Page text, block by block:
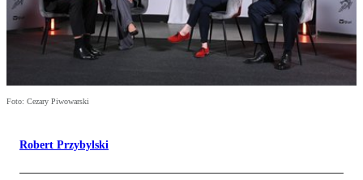
Foto: Cezary Piwowarski
Robert Przybylski